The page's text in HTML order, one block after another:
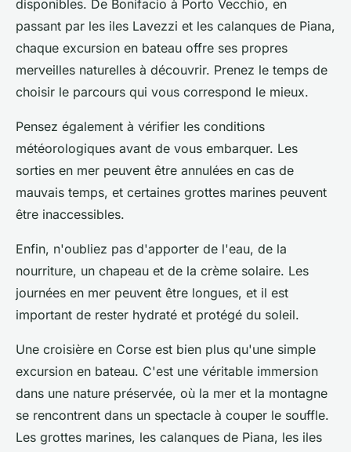
disponibles. De Bonifacio à Porto Vecchio, en
passant par les iles Lavezzi et les calanques de Piana,
chaque excursion en bateau offre ses propres
merveilles naturelles à découvrir. Prenez le temps de
choisir le parcours qui vous correspond le mieux.
Pensez également à vérifier les conditions
météorologiques avant de vous embarquer. Les
sorties en mer peuvent être annulées en cas de
mauvais temps, et certaines grottes marines peuvent
être inaccessibles.
Enfin, n'oubliez pas d'apporter de l'eau, de la
nourriture, un chapeau et de la crème solaire. Les
journées en mer peuvent être longues, et il est
important de rester hydraté et protégé du soleil.
Une croisière en Corse est bien plus qu'une simple
excursion en bateau. C'est une véritable immersion
dans une nature préservée, où la mer et la montagne
se rencontrent dans un spectacle à couper le souffle.
Les grottes marines, les calanques de Piana, les iles